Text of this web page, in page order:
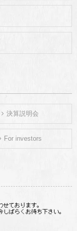
決算説明会
For investors